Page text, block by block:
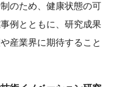
のため、健康状態の可
例とともに、研究成果
産業界に期待すること